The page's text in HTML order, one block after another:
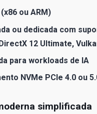
ou ARM)
ou dedicada com
12 Ultimate,
para workloads de IA
NVMe PCIe 4.0 ou
simplificada